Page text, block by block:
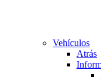
Vehículos
Atrás